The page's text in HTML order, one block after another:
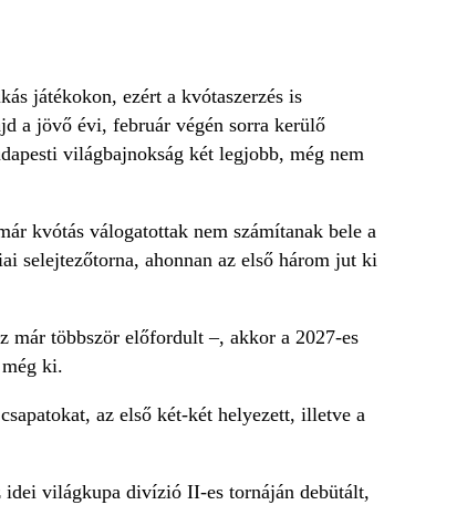
játékokon, ezért a kvótaszerzés is
a jövő évi, február végén sorra kerülő
világbajnokság két legjobb, még nem
kvótás válogatottak nem számítanak bele a
selejtezőtorna, ahonnan az első három jut ki
már többször előfordult –, akkor a 2027-es
ki.
az első két-két helyezett, illetve a
idei világkupa divízió II-es tornáján debütált,